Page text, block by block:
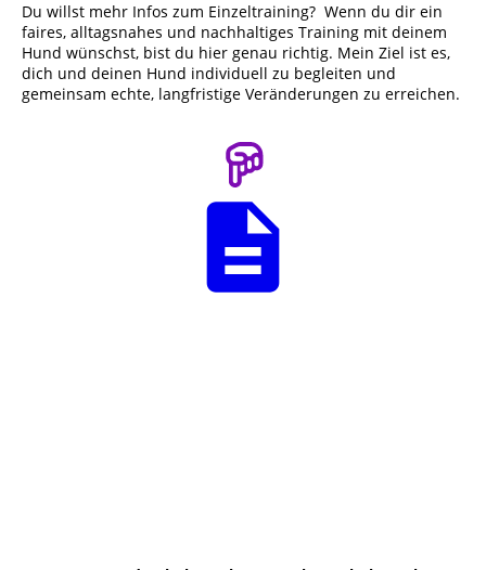
Du willst mehr Infos zum Einzeltraining? Wenn du dir ein
faires, alltagsnahes und nachhaltiges Training mit deinem
Hund wünschst, bist du hier genau richtig. Mein Ziel ist es,
dich und deinen Hund individuell zu begleiten und
gemeinsam echte, langfristige Veränderungen zu erreichen.